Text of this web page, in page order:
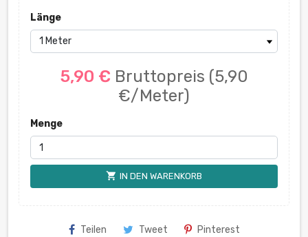
Länge
5,90 € Bruttopreis (5,90
€/Meter)
Menge
shopping_cart IN DEN WARENKORB
Teilen Tweet Pinterest